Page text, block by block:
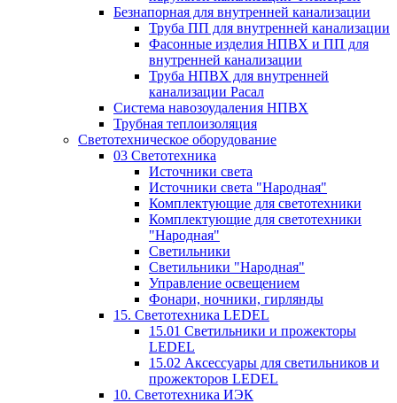
Безнапорная для внутренней канализации
Труба ПП для внутренней канализации
Фасонные изделия НПВХ и ПП для
внутренней канализации
Труба НПВХ для внутренней
канализации Расал
Система навозоудаления НПВХ
Трубная теплоизоляция
Светотехническое оборудование
03 Светотехника
Источники света
Источники света "Народная"
Комплектующие для светотехники
Комплектующие для светотехники
"Народная"
Светильники
Светильники "Народная"
Управление освещением
Фонари, ночники, гирлянды
15. Светотехника LEDEL
15.01 Светильники и прожекторы
LEDEL
15.02 Аксессуары для светильников и
прожекторов LEDEL
10. Светотехника ИЭК